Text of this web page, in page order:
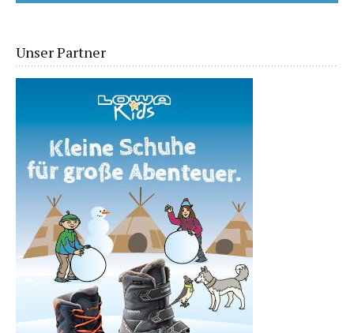
Unser Partner